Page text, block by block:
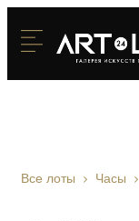
Все лоты Часы